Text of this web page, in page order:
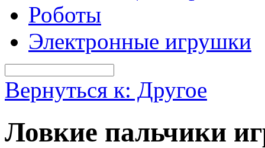
Роботы
Электронные игрушки
Вернуться к: Другое
Ловкие пальчики